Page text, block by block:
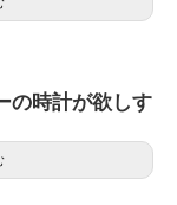
の時計が欲しす